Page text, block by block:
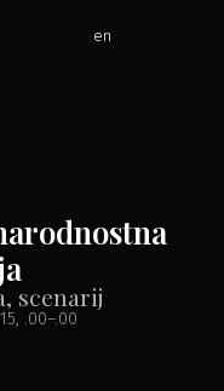
en
scenarij
, .00–.00